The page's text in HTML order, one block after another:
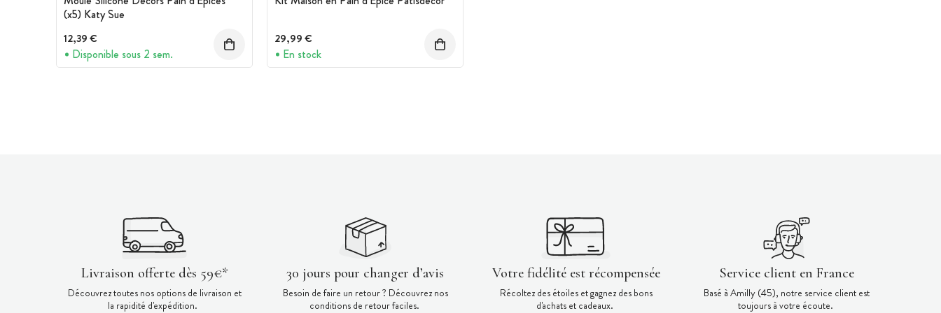
(x5) Katy Sue
12,39 €
Disponible sous 2 sem.
29,99 €
En stock
Livraison offerte dès 59€*
Découvrez toutes nos options de livraison et
la rapidité d'expédition.
30 jours pour changer d’avis
Besoin de faire un retour ? Découvrez nos
conditions de retour faciles.
Votre fidélité est récompensée
Récoltez des étoiles et gagnez des bons
d'achats et cadeaux.
Service client en France
Basé à Amilly (45), notre service client est
toujours à votre écoute.